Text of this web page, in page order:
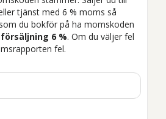
tjänst med 6 % moms så
du bokför på ha momskoden
6 %. Om du väljer fel
fel.